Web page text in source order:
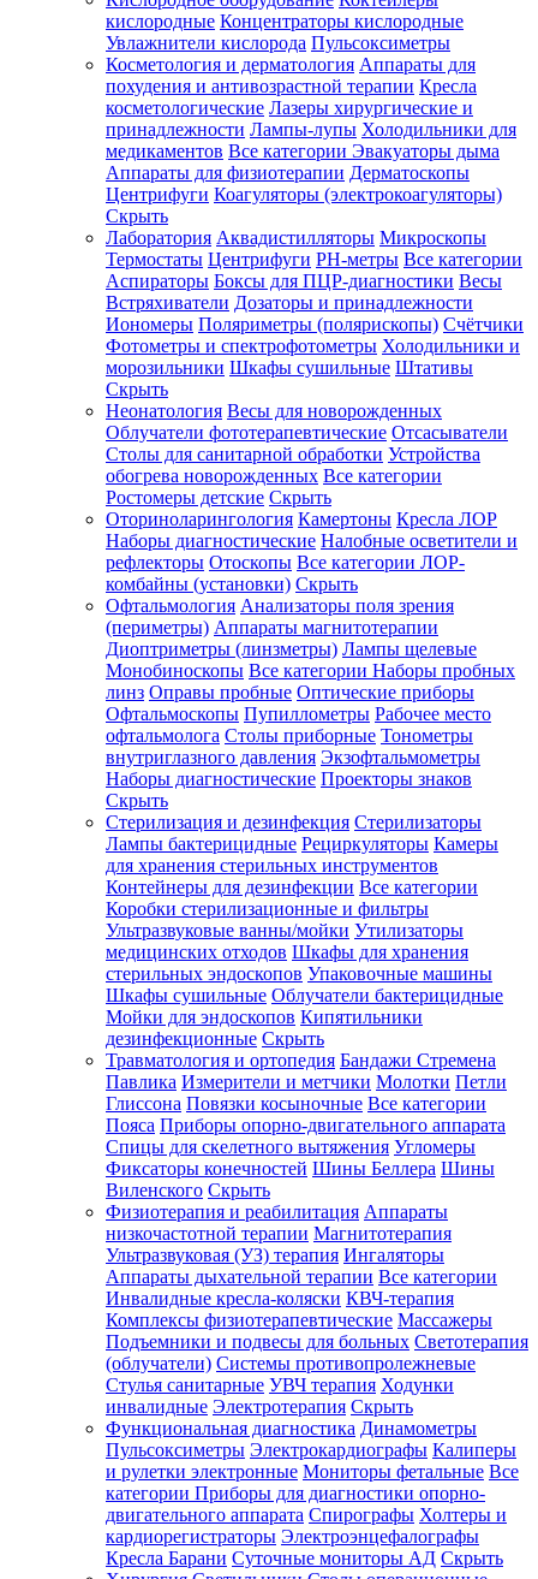
Зарегистрироваться
Зачем
регистрироваться?
Все
покупки
одном
месте
Личный
менеджер
Отслеживание
статуса
заказа
кислородные Концентраторы кислородные
Увлажнители кислорода Пульсоксиметры
Косметология и дерматология Аппараты для
похудения и антивозрастной терапии Кресла
косметологические Лазеры хирургические и
принадлежности Лампы-лупы Холодильники для
медикаментов Все категории Эвакуаторы дыма
Аппараты для физиотерапии Дерматоскопы
Центрифуги Коагуляторы (электрокоагуляторы)
Скрыть
Лаборатория Аквадистилляторы Микроскопы
Термостаты Центрифуги PH-метры Все категории
Аспираторы Боксы для ПЦР-диагностики Весы
Встряхиватели Дозаторы и принадлежности
Иономеры Поляриметры (полярископы) Счётчики
Фотометры и спектрофотометры Холодильники и
морозильники Шкафы сушильные Штативы
Скрыть
Неонатология Весы для новорожденных
Облучатели фототерапевтические Отсасыватели
Столы для санитарной обработки Устройства
обогрева новорожденных Все категории
Ростомеры детские Скрыть
Оториноларингология Камертоны Кресла ЛОР
Наборы диагностические Налобные осветители и
рефлекторы Отоскопы Все категории ЛОР-
комбайны (установки) Скрыть
Офтальмология Анализаторы поля зрения
(периметры) Аппараты магнитотерапии
Диоптриметры (линзметры) Лампы щелевые
Монобиноскопы Все категории Наборы пробных
линз Оправы пробные Оптические приборы
Офтальмоскопы Пупиллометры Рабочее место
офтальмолога Столы приборные Тонометры
внутриглазного давления Экзофтальмометры
Наборы диагностические Проекторы знаков
Скрыть
Стерилизация и дезинфекция Стерилизаторы
Лампы бактерицидные Рециркуляторы Камеры
для хранения стерильных инструментов
Контейнеры для дезинфекции Все категории
Коробки стерилизационные и фильтры
Ультразвуковые ванны/мойки Утилизаторы
медицинских отходов Шкафы для хранения
стерильных эндоскопов Упаковочные машины
Шкафы сушильные Облучатели бактерицидные
Мойки для эндоскопов Кипятильники
дезинфекционные Скрыть
Травматология и ортопедия Бандажи Стремена
Павлика Измерители и метчики Молотки Петли
Глиссона Повязки косыночные Все категории
Пояса Приборы опорно-двигательного аппарата
Спицы для скелетного вытяжения Угломеры
Фиксаторы конечностей Шины Беллера Шины
Виленского Скрыть
Физиотерапия и реабилитация Аппараты
низкочастотной терапии Магнитотерапия
Ультразвуковая (УЗ) терапия Ингаляторы
Аппараты дыхательной терапии Все категории
Инвалидные кресла-коляски КВЧ-терапия
Комплексы физиотерапевтические Массажеры
Подъемники и подвесы для больных Светотерапия
(облучатели) Системы противопролежневые
Стулья санитарные УВЧ терапия Ходунки
инвалидные Электротерапия Скрыть
Функциональная диагностика Динамометры
Пульсоксиметры Электрокардиографы Калиперы
и рулетки электронные Мониторы фетальные Все
категории Приборы для диагностики опорно-
двигательного аппарата Спирографы Холтеры и
кардиорегистраторы Электроэнцефалографы
Кресла Барани Суточные мониторы АД Скрыть